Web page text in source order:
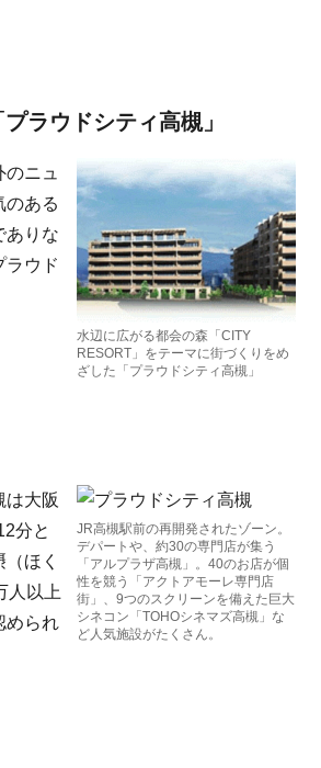
ラウドシティ高槻」
水辺に広がる都会の森「CITY
RESORT」をテーマに街づくりをめ
ざした「プラウドシティ高槻」
ニュ
のある
ありな
ラウド
JR高槻駅前の再開発されたゾーン。
デパートや、約30の専門店が集う
「アルプラザ高槻」。40のお店が個
性を競う「アクトアモーレ専門店
街」、9つのスクリーンを備えた巨大
シネコン「TOHOシネマズ高槻」な
ど人気施設がたくさん。
は大阪
分と
ほく
人以上
められ